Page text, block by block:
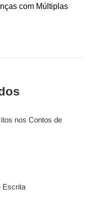
com Múltiplas
nos Contos de
Escrita